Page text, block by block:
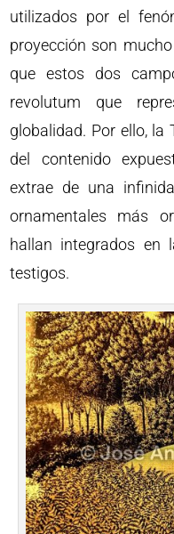
utilizados por el
proyección son
que estos dos
revolutum que
globalidad. Por ello,
del contenido
extrae de una
ornamentales más
hallan integrados en
testigos.